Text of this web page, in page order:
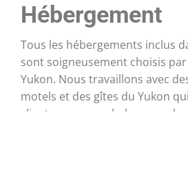
Hébergement
Tous les hébergements inclus
sont soigneusement choisis
Yukon. Nous travaillons avec
motels et des gîtes du Yukon
clients avec une chaleureuse